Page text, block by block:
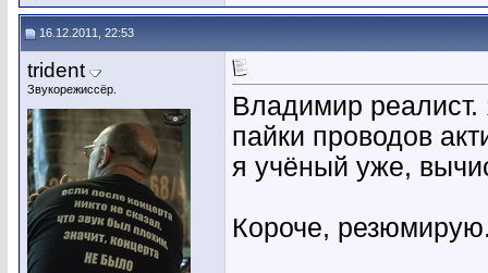
16.12.2011, 22:53
trident
Звукорежиссёр.
Владимир реалист.
пайки проводов
я учёный уже,
Короче,